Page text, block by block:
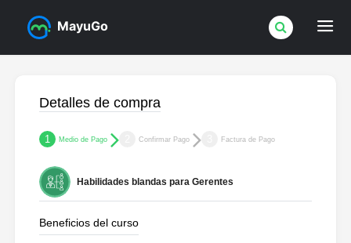
MayuGo
Detalles de compra
1 Medio de Pago Confirmar Pago Factura de Pago
Habilidades blandas para Gerentes
Beneficios del curso